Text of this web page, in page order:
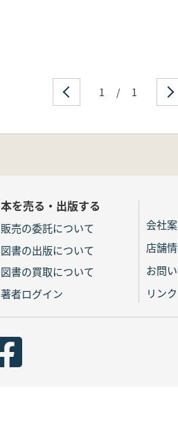
1 / 1
本を売る・出版する
販売の委託について
図書の出版について
図書の買取について
著者ログイン
会社
店舗
お問
リンク